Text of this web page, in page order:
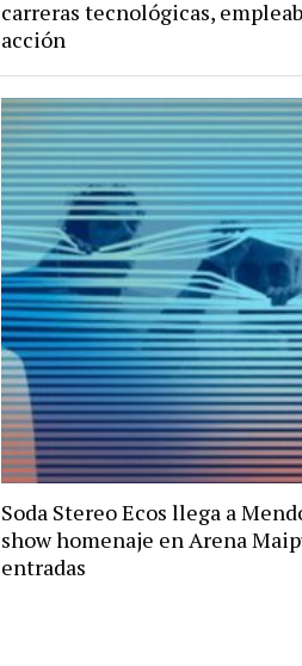
carreras tecnológicas,
acción
Soda Stereo Ecos llega a
show homenaje en Arena
entradas